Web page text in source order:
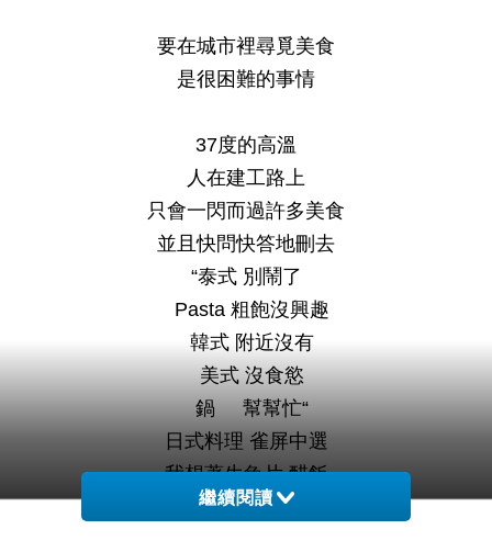
要在城市裡尋覓美食
是很困難的事情
37度的高溫
人在建工路上
只會一閃而過許多美食
並且快問快答地刪去
“泰式 別鬧了
Pasta 粗飽沒興趣
韓式 附近沒有
美式 沒食慾
鍋 幫幫忙“
日式料理 雀屏中選
我想著生魚片 醋飯
冷涼的蕎麥麵 山藥泥
繼續閱讀